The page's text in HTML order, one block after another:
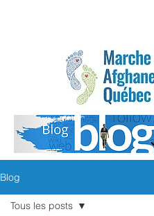
Blog
Tous les posts